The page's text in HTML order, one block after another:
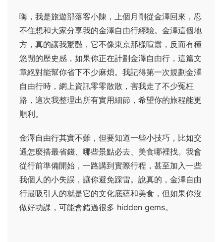
嗨，我是旅遊部落客小陳，上個月剛從金澤回來，忍
不住想和大家分享我的金澤自由行經驗。金澤這個地
方，真的讓我驚豔，它不像東京那樣喧囂，反而有種
悠閒的歷史感，如果你正在計劃金澤自由行，這篇文
章絕對能幫你省下不少麻煩。我記得第一次規劃金澤
自由行時，網上資訊零零散散，害我走了不少冤枉
路，這次我整理出所有實用細節，希望你的旅程能更
順利。
金澤自由行其實不難，但要知道一些小技巧，比如交
通怎麼搭最省錢、哪些景點必去、美食哪裡找。我會
從行前準備開始，一路講到實際行程，甚至加入一些
我個人的小失誤，讓你避免踩雷。說真的，金澤自由
行最吸引人的就是它的文化底蘊和美食，但如果你沒
做好功課，可能會錯過很多 hidden gems。